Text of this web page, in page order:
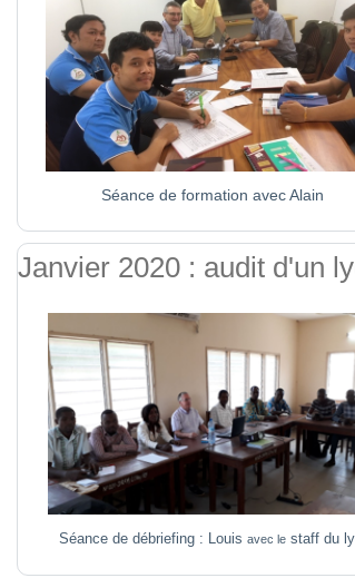
Séance de formation avec Alain
Janvier 2020 : audit d'un
Séance de débriefing : Louis avec lestaff du